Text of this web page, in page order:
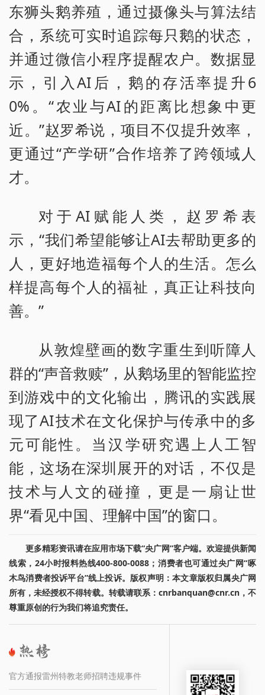
东狮头鹅养殖，通过摄像头与算法结
合，系统可实时追踪每只鹅的状态，
并通过微信小程序提醒农户。数据显
示，引入AI后，鹅的存活率提升6
0%。“农业与AI的距离比想象中更
近。”赵罗希说，项目不仅提升效率，
更通过“产学研”合作培养了跨领域人
才。
对于AI赋能人类，赵罗希表
示，“我们希望能够让AI去帮助更多的
人，更好地造福每个人的生活。怎么
样提高每个人的福祉，真正让科技向
善。”
从敦煌壁画的数字重生到听障人
群的“声音救赎”，从鹅场里的智能监控
到游戏中的文化输出，腾讯的实践展
现了AI技术在文化保护与传承中的多
元可能性。当汉学研究遇上人工智
能，这场在深圳展开的对话，不仅是
技术与人文的碰撞，更是一扇让世
界“看见中国、理解中国”的窗口。
更多精彩资讯请在应用市场下载“央广网”客户端。欢迎提供新闻
线索，24小时报料热线400-800-0088；消费者也可通过央广网“啄
木鸟消费者投诉平台”线上投诉。版权声明：本文章版权归属央广网
所有，未经授权不得转载。转载请联系：cnrbanquan@cnr.cn，不
尊重原创的行为我们将追究责任。
官方通报雷州特教老师招聘违规事件